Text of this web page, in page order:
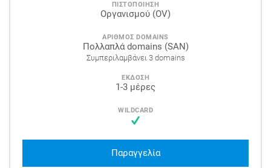
ΠΙΣΤΟΠΟΙΗΣΗ
Οργανισμού (OV)
ΑΡΙΘΜΟΣ DOMAINS
Πολλαπλά domains (SAN)
Συμπεριλαμβάνει 3 domains
ΕΚΔΟΣΗ
1-3 μέρες
WILDCARD
Παραγγελία